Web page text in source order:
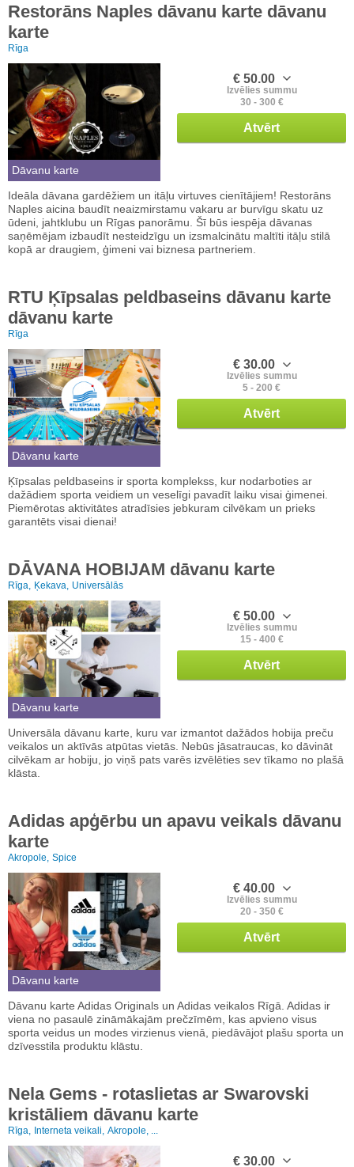
Restorāns Naples dāvanu karte dāvanu
karte
Rīga
Dāvanu karte
€ 50.00
Izvēlies summu
30 - 300 €
Atvērt
Ideāla dāvana gardēžiem un itāļu virtuves cienītājiem! Restorāns
Naples aicina baudīt neaizmirstamu vakaru ar burvīgu skatu uz
ūdeni, jahtklubu un Rīgas panorāmu. Šī būs iespēja dāvanas
saņēmējam izbaudīt nesteidzīgu un izsmalcinātu maltīti itāļu stilā
kopā ar draugiem, ģimeni vai biznesa partneriem.
RTU Ķīpsalas peldbaseins dāvanu karte
dāvanu karte
Rīga
Dāvanu karte
€ 30.00
Izvēlies summu
5 - 200 €
Atvērt
Ķīpsalas peldbaseins ir sporta komplekss, kur nodarboties ar
dažādiem sporta veidiem un veselīgi pavadīt laiku visai ģimenei.
Piemērotas aktivitātes atradīsies jebkuram cilvēkam un prieks
garantēts visai dienai!
DĀVANA HOBIJAM dāvanu karte
Rīga, Ķekava, Universālās
Dāvanu karte
€ 50.00
Izvēlies summu
15 - 400 €
Atvērt
Universāla dāvanu karte, kuru var izmantot dažādos hobija preču
veikalos un aktīvās atpūtas vietās. Nebūs jāsatraucas, ko dāvināt
cilvēkam ar hobiju, jo viņš pats varēs izvēlēties sev tīkamo no plašā
klāsta.
Adidas apģērbu un apavu veikals dāvanu
karte
Akropole, Spice
Dāvanu karte
€ 40.00
Izvēlies summu
20 - 350 €
Atvērt
Dāvanu karte Adidas Originals un Adidas veikalos Rīgā. Adidas ir
viena no pasaulē zināmākajām prečzīmēm, kas apvieno visus
sporta veidus un modes virzienus vienā, piedāvājot plašu sporta un
dzīvesstila produktu klāstu.
Nela Gems - rotaslietas ar Swarovski
kristāliem dāvanu karte
Rīga, Interneta veikali, Akropole, ...
€ 30.00